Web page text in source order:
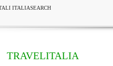
ITALIASEARCH
TRAVELITALIA